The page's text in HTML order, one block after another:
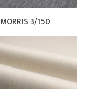
MORRIS 3/150